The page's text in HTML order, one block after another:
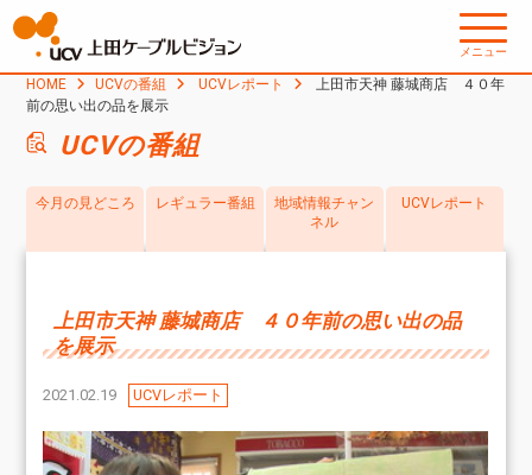
メニュー
HOME UCVの番組 UCVレポート
上田市天神 藤城商店 ４０年
前の思い出の品を展示
UCVの番組
今月の見どころ レギュラー番組
地域情報チャン
ネル
UCVレポート
上田市天神 藤城商店 ４０年前の思い出の品
を展示
2021.02.19 UCVレポート